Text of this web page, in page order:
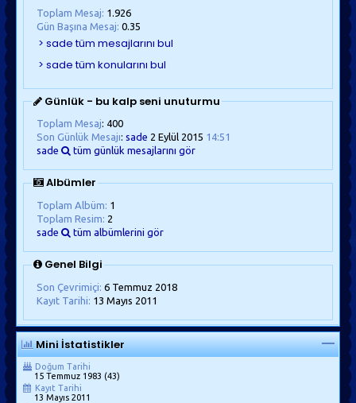
Toplam Mesaj: 1.926
Gün Başına Mesaj: 0.35
Günlük - bu kalp seni unuturmu
Toplam Mesaj: 400
Son Günlük Mesajı: sade 2 Eylül 2015 14:51
sade
tüm günlük mesajlarını gör
Albümler
Toplam Albüm: 1
Toplam Resim: 2
sade
tüm albümlerini gör
Genel Bilgi
Son Çevrimiçi: 6 Temmuz 2018
Kayıt Tarihi: 13 Mayıs 2011
Mini İstatistikler
Doğum Tarihi
15 Temmuz 1983 (43)
Kayıt Tarihi
13 Mayıs 2011